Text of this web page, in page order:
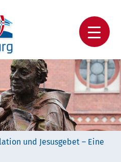
Hamburg
und Jesusgebet – Eine